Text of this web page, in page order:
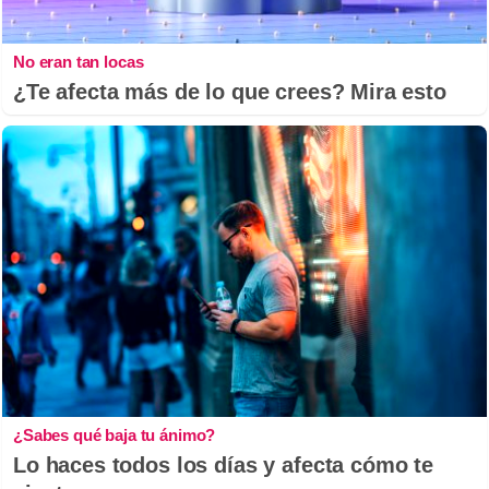
No eran tan locas
¿Te afecta más de lo que crees? Mira esto
¿Sabes qué baja tu ánimo?
Lo haces todos los días y afecta cómo te